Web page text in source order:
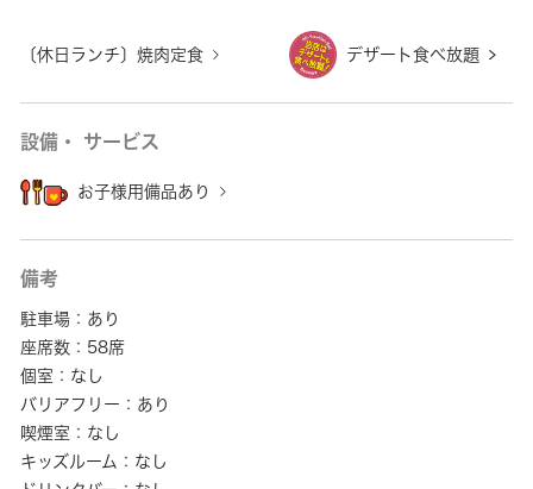
〔休日ランチ〕焼肉定食 デザート食べ放題
設備・ サービス
お子様用備品あり
備考
駐車場：あり
座席数：58席
個室：なし
バリアフリー：あり
喫煙室：なし
キッズルーム：なし